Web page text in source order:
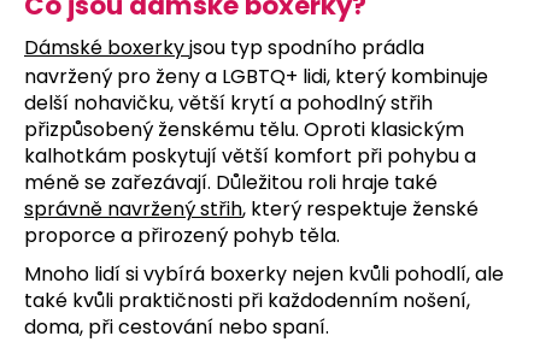
Dámské boxerkyjsou typ spodního prádla
navržený pro ženy a LGBTQ+ lidi, který kombinuje
delší nohavičku, větší krytí a pohodlný střih
přizpůsobený ženskému tělu. Oproti klasickým
kalhotkám poskytují větší komfort při pohybu a
méně se zařezávají. Důležitou roli hraje také
správně navržený střih, který respektuje ženské
proporce a přirozený pohyb těla.
Mnoho lidí si vybírá boxerky nejen kvůli pohodlí, ale
také kvůli praktičnosti při každodenním nošení,
doma, při cestování nebo spaní.
ř
e
b
u
j
e
t
e
n
a